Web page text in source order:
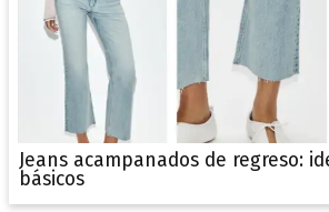
Jeans acampanados de regreso:
básicos